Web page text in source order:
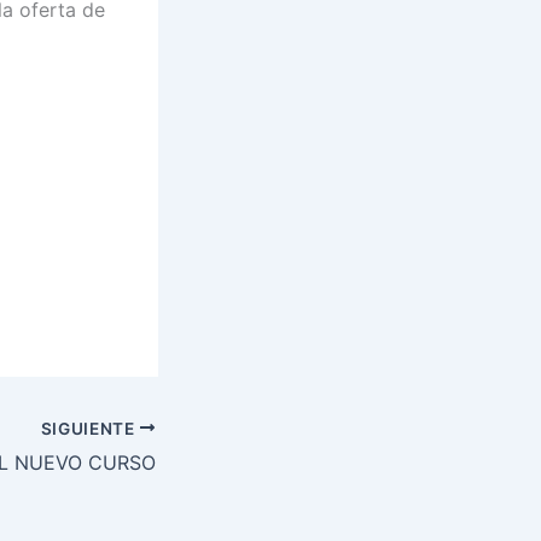
oferta de
SIGUIENTE
NUEVO CURSO